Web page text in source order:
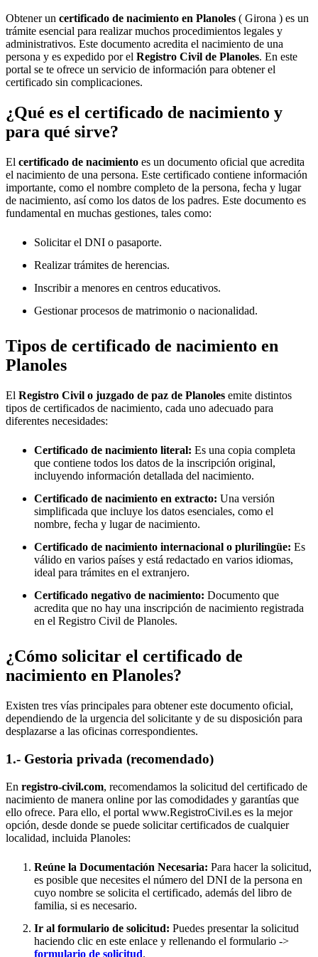
Obtener un certificado de nacimiento en Planoles ( Girona ) es un
trámite esencial para realizar muchos procedimientos legales y
administrativos. Este documento acredita el nacimiento de una
persona y es expedido por el Registro Civil de Planoles. En este
portal se te ofrece un servicio de información para obtener el
certificado sin complicaciones.
¿Qué es el certificado de nacimiento y
para qué sirve?
El certificado de nacimiento es un documento oficial que acredita
el nacimiento de una persona. Este certificado contiene información
importante, como el nombre completo de la persona, fecha y lugar
de nacimiento, así como los datos de los padres. Este documento es
fundamental en muchas gestiones, tales como:
Solicitar el DNI o pasaporte.
Realizar trámites de herencias.
Inscribir a menores en centros educativos.
Gestionar procesos de matrimonio o nacionalidad.
Tipos de certificado de nacimiento en
Planoles
El Registro Civil o juzgado de paz de Planoles emite distintos
tipos de certificados de nacimiento, cada uno adecuado para
diferentes necesidades:
Certificado de nacimiento literal: Es una copia completa
que contiene todos los datos de la inscripción original,
incluyendo información detallada del nacimiento.
Certificado de nacimiento en extracto: Una versión
simplificada que incluye los datos esenciales, como el
nombre, fecha y lugar de nacimiento.
Certificado de nacimiento internacional o plurilingüe: Es
válido en varios países y está redactado en varios idiomas,
ideal para trámites en el extranjero.
Certificado negativo de nacimiento: Documento que
acredita que no hay una inscripción de nacimiento registrada
en el Registro Civil de Planoles.
¿Cómo solicitar el certificado de
nacimiento en Planoles?
Existen tres vías principales para obtener este documento oficial,
dependiendo de la urgencia del solicitante y de su disposición para
desplazarse a las oficinas correspondientes.
1.- Gestoria privada (recomendado)
En registro-civil.com, recomendamos la solicitud del certificado de
nacimiento de manera online por las comodidades y garantías que
ello ofrece. Para ello, el portal www.RegistroCivil.es es la mejor
opción, desde donde se puede solicitar certificados de cualquier
localidad, incluida Planoles:
Reúne la Documentación Necesaria: Para hacer la solicitud,
es posible que necesites el número del DNI de la persona en
cuyo nombre se solicita el certificado, además del libro de
familia, si es necesario.
Ir al formulario de solicitud: Puedes presentar la solicitud
haciendo clic en este enlace y rellenando el formulario ->
formulario de solicitud.